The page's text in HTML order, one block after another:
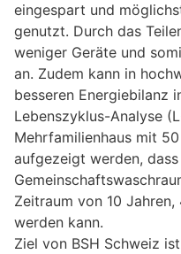
eingespart und
genutzt. Durch das
weniger Geräte und
an. Zudem kann in
besseren Energiebilanz
Lebenszyklus-Analyse
Mehrfamilienhaus mit
aufgezeigt werden,
Zeitraum von 10
werden kann.
Ziel von BSH Schweiz